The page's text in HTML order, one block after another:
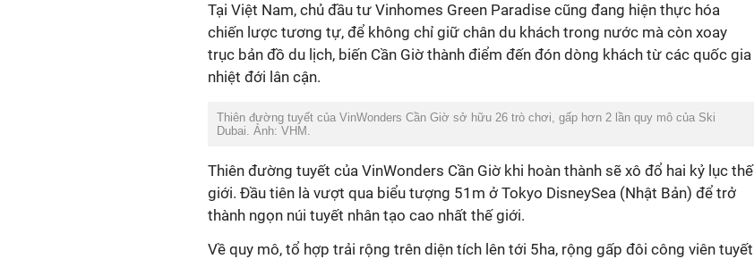
Tại Việt Nam, chủ đầu tư Vinhomes Green Paradise cũng đang hiện thực hóa
chiến lược tương tự, để không chỉ giữ chân du khách trong nước mà còn xoay
trục bản đồ du lịch, biến Cần Giờ thành điểm đến đón dòng khách từ các quốc gia
nhiệt đới lân cận.
Thiên đường tuyết của VinWonders Cần Giờ sở hữu 26 trò chơi, gấp hơn 2 lần quy mô của Ski
Dubai. Ảnh: VHM.
Thiên đường tuyết của VinWonders Cần Giờ khi hoàn thành sẽ xô đổ hai kỷ lục thế
giới. Đầu tiên là vượt qua biểu tượng 51m ở Tokyo DisneySea (Nhật Bản) để trở
thành ngọn núi tuyết nhân tạo cao nhất thế giới.
Về quy mô, tổ hợp trải rộng trên diện tích lên tới 5ha, rộng gấp đôi công viên tuyết